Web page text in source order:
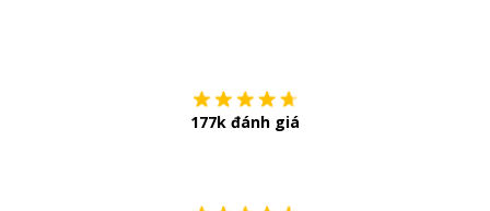
177k đánh giá